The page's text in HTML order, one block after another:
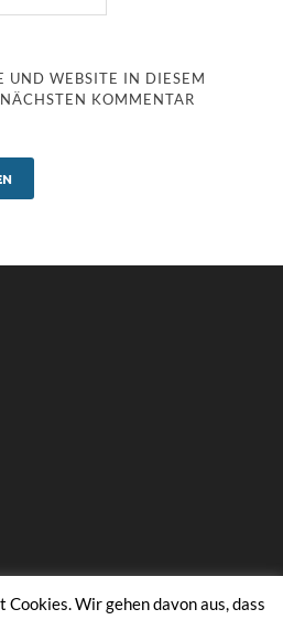
UND WEBSITE IN DIESEM
KOMMENTAR
Wir gehen davon aus, dass